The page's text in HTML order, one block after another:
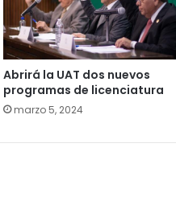
Abrirá la UAT dos nuevos
programas de licenciatura
marzo 5, 2024